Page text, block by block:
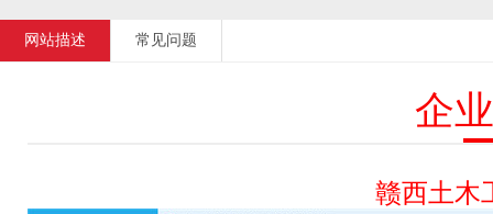
网站描述 常见问题
企
赣西土木